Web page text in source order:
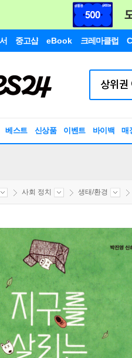
중고샵 eBook 크레마클럽
베스트 신상품 이벤트 바이백 매
사회 정치 생태/환경